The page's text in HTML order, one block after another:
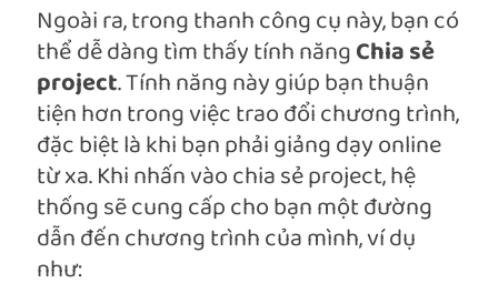
Ngoài ra, trong thanh công cụ này, bạn có
thể dễ dàng tìm thấy tính năngChia sẻ
project. Tính năng này giúp bạn thuận
tiện hơn trong việc trao đổi chương trình,
đặc biệt là khi bạn phải giảng dạy online
từ xa. Khi nhấn vào chia sẻ project, hệ
thống sẽ cung cấp cho bạn một đường
dẫn đến chương trình của mình, ví dụ
như: